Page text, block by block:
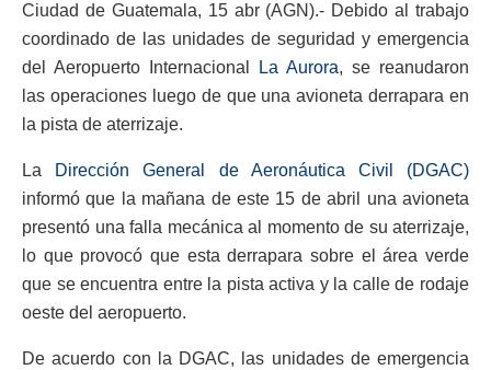
Ciudad de Guatemala, 15 abr (AGN).- Debido al trabajo
coordinado de las unidades de seguridad y emergencia
del Aeropuerto Internacional
La Aurora, se reanudaron
las operaciones luego de que una avioneta derrapara en
la pista de aterrizaje.
La
Dirección General de Aeronáutica Civil (DGAC)
informó que la mañana de este 15 de abril una avioneta
presentó una falla mecánica al momento de su aterrizaje,
lo que provocó que esta derrapara sobre el área verde
que se encuentra entre la pista activa y la calle de rodaje
oeste del aeropuerto.
De acuerdo con la DGAC, las unidades de emergencia